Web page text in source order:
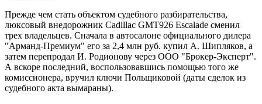
Прежде чем стать объектом судебного разбирательства,
люксовый внедорожник Cadillac GMT926 Escalade сменил
трех владельцев. Сначала в автосалоне официального дилера
"Арманд-Премиум" его за 2,4 млн руб. купил А. Шипляков, а
затем перепродал И. Родионову через ООО "Брокер-Эксперт".
А вскоре последний, воспользовавшись помощью того же
комиссионера, вручил ключи Польщиковой (даты сделок из
судебного акта вымараны).